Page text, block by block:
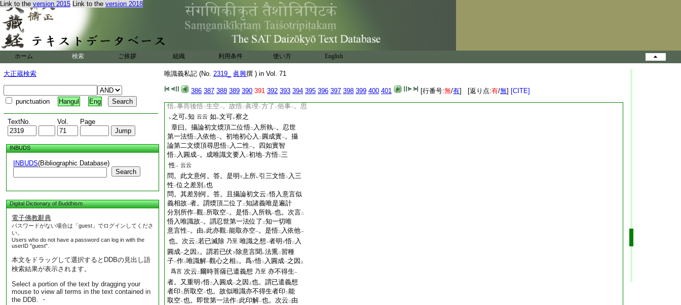
Link to the version 2015 Link to the version 2018
ホーム 検索 ご挨拶 組織 利用条件 使い方 English
大正蔵検索
punctuation Hangul Eng
TextNo. Vol. Page
INBUDS
INBUDS(Bibliographic Database)
Search
Digital Dictionary of Buddhism
電子佛教辭典
パスワードがない場合は「guest」でログインしてくださ
い。
Users who do not have a password can log in with the
userID "guest".
本文をドラッグして選択するとDDBの見出し語
検索結果が表示されます。
Select a portion of the text by dragging your
mouse to view all terms in the text contained in
the DDB. ・
唯識義私記 (No. 2319_ 眞興撰 ) in Vol. 71
386 387 388 389 390 391 392 393 394 395 396 397 398 399 400 401 [行番号:無/有] [返り点:有/無] [CITE]
問。如何與二長行一同哉。答。論云。無分別智證二
已。後得智中言能了三 達依他起性如二
幻
云云 言レ等者等 取陽炎･水月･鏡像･光
。即依他八喩也。疏曰。非二
問。樞要下曰。何故二空理有
淺深一 。悟生
淺。要達 レ理方達 事也 云云 如何答耶。答。次
云。答二 二理別 障。斷二生執一 不レ悟二法空一。二性
悟レ事而後悟二生空一。故悟二 眞理一方了 二俗事一。思
レ之可レ知 云云 如 レ文可レ察之
章曰。攝論初文煗頂二位悟二 入所執一。忍世
第一法悟二 入依他一。初地初心入 二 圓成實一。攝
論第二文煗頂尋思悟二 入二性一。四如實智
悟二 入圓成一。成唯識文要入 二初地一方悟二三
性一 云云
問。此文意何。答。是明 下上所レ引三文悟二 入三
性一位之差別 上也
問。其差別何。答。且攝論初文云 二悟入意言似
義相故一者。謂煗頂二位了 二知諸義唯是遍計
分別所作一觀二 所取空一。是悟二 入所執一也。次言二
悟入唯識故一。謂忍世第一法位了 二知一切唯
意言性一。由 レ此亦觀二能取亦空一。是悟二 入依他一
也。次云 二若已滅除 乃至 唯識之想一者明 下悟二 入
圓成一之因 上 。謂若已伏 下除意言聞 レ法熏二習種
子一作二唯識解一觀心之相 上 。爲下悟二 入圓成一之因 上
爲言 次云 二爾時菩薩已遣義想 乃至 亦不得生一
者。又重明 下悟二 入圓成一之因 上也。謂已遣義想
者印 二 所取空一也。故似唯識亦不得生者印 二能
取空一也。即世第一法作二 此印解一也。次云 二 由